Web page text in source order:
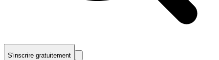
S'inscrire gratuitement